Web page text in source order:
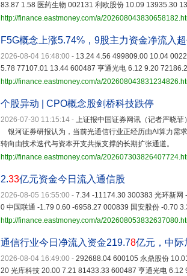
83.87 1.58 医药生物 002131 利欧股份 10.09 13935.30
http://finance.eastmoney.com/a/
F5G概念上涨5.74%，9股主力资金净流入
2026-08-04 16:48:00 - 13.24 4.56 499809.00 10.04
5.78 77107.01 13.44 600487 亨通光电 6.12 9.20
http://finance.eastmoney.com/a/
个股异动 | CPO概念股剑桥科技跌停
2026-07-30 11:15:14 - 上证报中国证券网讯（记者严晓
银河证券研报认为，当前光通信行业正经历由AI算力需
转向由技术迭代与资本开支共振支撑的长期扩张通道。
http://finance.eastmoney.com/a/
2.33亿元资金今日流入通信股
2026-08-05 16:55:00 - 7.34 -11174.30 300383 光环新
0 中国联通 -1.79 0.60 -6958.27 000839 国安股份 -0.70
http://finance.eastmoney.com/a/
通信行业今日净流入资金219.78亿元，中际
2026-08-04 16:49:00 - 292688.04 600105 永鼎股份
20 光库科技 20.00 7.21 81433.33 600487 亨通光电